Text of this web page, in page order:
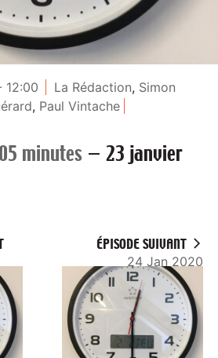
12:00 La Rédaction, Simon
, Paul Vintache
minutes — 23 janvier
ÉPISODE SUIVANT
24 Jan 2020